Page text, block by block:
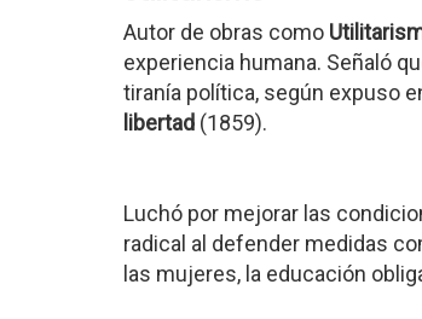
Autor de obras como
experiencia humana. Señaló
tiranía política, según expuso
libertad (1859).
Luchó por mejorar las
radical al defender medidas
las mujeres, la educación